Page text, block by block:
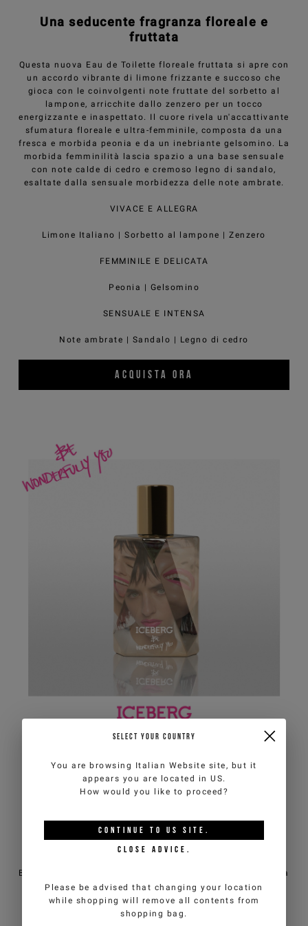
Una seducente fragranza floreale e
fruttata
Questa nuova Eau de Toilette floreale fruttata si apre con
un accordo vibrante di limone frizzante e succoso che
gioca con le coinvolgenti note fruttate del sorbetto al
lampone, arricchite dallo zenzero per un tocco
energizzante e inaspettato. Il cuore rivela un'accattivante
sfumatura floreale e ultra-femminile, composta da una
fresca e morbida peonia e da un inebriante gelsomino. La
morbida femminilità lascia spazio a una base sensuale
con note calde di cedro e cremoso legno di sandalo,
esaltate dalla sensuale morbidezza delle note ambrate.
VIVACE E ALLEGRA
Limone Italiano | Sorbetto al lampone | Zenzero
FEMMINILE E DELICATA
Peonia | Gelsomino
SENSUALE E INTENSA
Note ambrate | Sandalo | Legno di cedro
ACQUISTA ORA
.
meravigliosamente tutte le tue
sfaccettature
Be Wonderfully You è un vero capolavoro che rappresenta
una donna dalle mille sfaccettature. La superficie
irregolare illustra il concetto di donna che abbraccia
tutte le caratteristiche della propria personalità con
SELECT YOUR COUNTRY
You are browsing Italian Website site, but it
appears you are located in US.
How would you like to proceed?
CONTINUE TO US SITE.
CLOSE ADVICE.
Please be advised that changing your location
while shopping will remove all contents from
shopping bag.
ISCRIVITI ALLA NEWSLETTER
Registrati ora alla newsletter per ricevere speciali
anteprime delle nuove collezioni e iniziative riservate
a te. Ti aspetta un esclusivo sconto del 10% sul tuo
corso.
Man Woman